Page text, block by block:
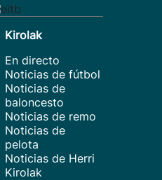
Kirolak
En directo
Noticias de fútbol
Noticias de
baloncesto
Noticias de remo
Noticias de
pelota
Noticias de Herri
Kirolak